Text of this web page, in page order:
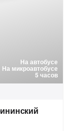
На автобусе
На микроавтобусе
5 часов